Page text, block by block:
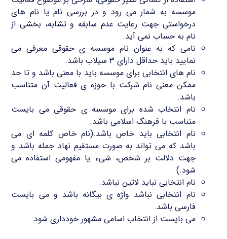
موسسه به شمار می رود و در بررسی نام یا نام های
درخواستی جهت رعایت عدم سابقه و تشابه، بخشی از
نام به حساب نمی آید.
نامی که به عنوان نام موسسه ی حقوقی معرفی می
نمایید باید حداقل دارای ۳ سیلاب باشد.
نام های انتخابی برای موسسه باید با معنی باشد و تا حد
ممکن معنی نام شرکت با حوزه ی فعالیت آن متناسب
باشد.
نام انتخاب شده برای موسسه ی حقوقی می بایست
متناسب با فرهنگ اسلامی باشد.
نام انتخابی باید خاص باشد.(نام خاص کلمه ای می
باشد که می تواند به صورت مستقیم نهاد جمله باشد و
جهت دلالت بر شخص، شیء یا مفهومی استفاده می
شود.)
نام انتخابی نباید لاتین نباشد.
نام انتخابی نباشد واژه ی بیگانه باشد و می بایست
فارسی باشد.
می بایست از انتخاب اسامی مشهور خودداری شود.